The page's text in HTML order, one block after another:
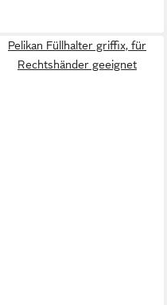
Pelikan Füllhalter griffix, für
Rechtshänder geeignet